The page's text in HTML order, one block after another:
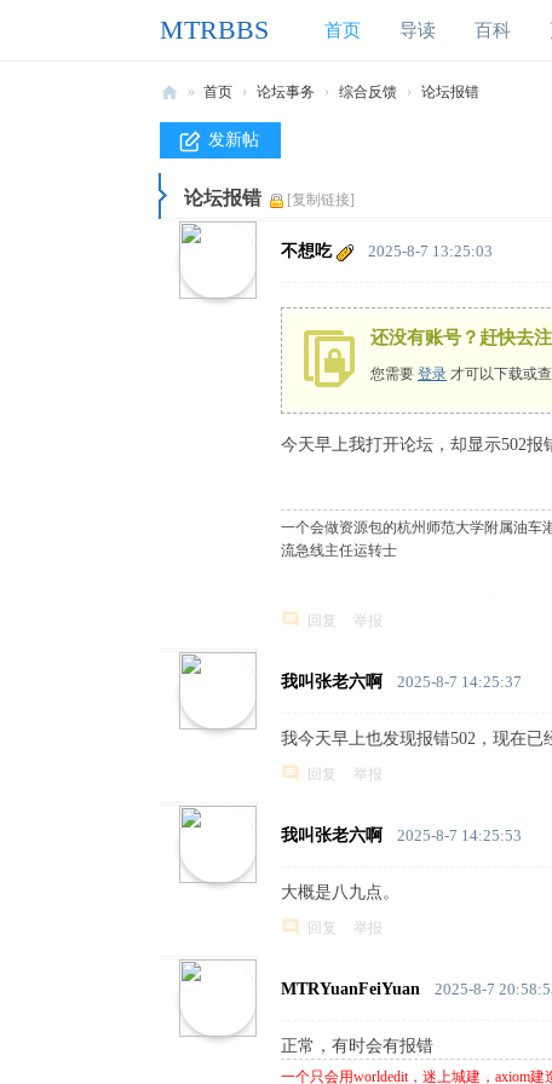
MTRBBS 首页 导读 百科
M
T
R
» 首页 › 论坛事务 › 综合反馈 › 论坛报错
发新帖
论坛报错 [复制链接]
不想吃 2025-8-7 13:25:03
还没有账号？赶快去注
您需要 登录 才可以下载或
今天早上我打开论坛，却显示502
一个会做资源包的杭州师范大学附属油车
流急线主任运转士
回复 举报
我叫张老六啊 2025-8-7 14:25:37
我今天早上也发现报错502，现在已
回复 举报
我叫张老六啊 2025-8-7 14:25:53
大概是八九点。
回复 举报
MTRYuanFeiYuan 2025-8-7
正常，有时会有报错
一个只会用worldedit，迷上城建，axiom建